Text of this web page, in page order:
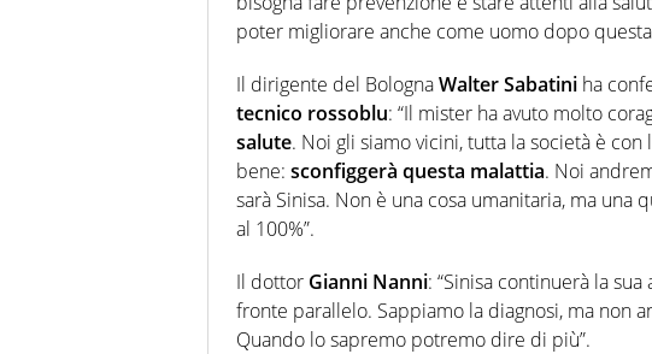
poter migliorare anche come uomo dopo questa
Il dirigente del BolognaWalter Sabatini ha
tecnico rossoblu: “Il mister ha avuto molto
salute. Noi gli siamo vicini, tutta la società è
bene: sconfiggerà questa malattia. Noi
sarà Sinisa. Non è una cosa umanitaria, ma
al 100%”.
Il dottor Gianni Nanni: “Sinisa continuerà la
fronte parallelo. Sappiamo la diagnosi, ma non
Quando lo sapremo potremo dire di più”.